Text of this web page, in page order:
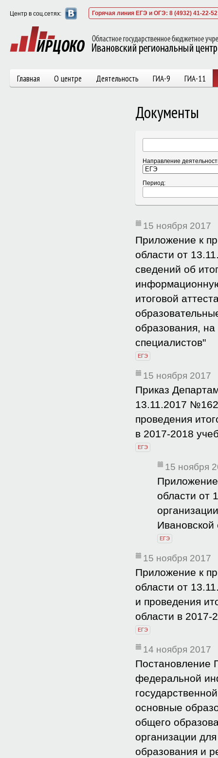
Центр в соц.сетях: Горячая линия ЕГЭ и ОГЭ: 8 (4932) 41-22-
Главная О центре Деятельность ГИА-9 ГИА-11
Документы
Направление
Период:
15 ноября 2017
Приложение к
области от
сведений об
итоговой
образования,
специалистов"
ЕГЭ
15 ноября 2017
Приказ
13.11.2017
проведения
в 2017-2018
ЕГЭ
15 ноября
Приложение
области от
Ивановской
ЕГЭ
15 ноября 2017
Приложение к
области от
и проведения
области в 2017-
ЕГЭ
14 ноября 2017
Постановление
федеральной
основные
общего
организации
образования и